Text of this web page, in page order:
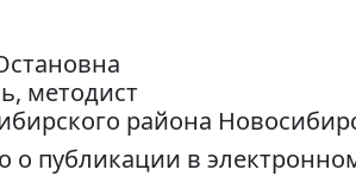
методист
района
о публикации в